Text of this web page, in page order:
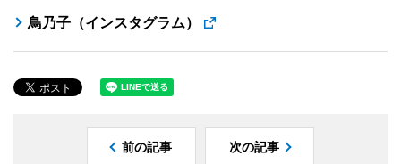
鳥乃子（インスタグラム）
前の記事 次の記事